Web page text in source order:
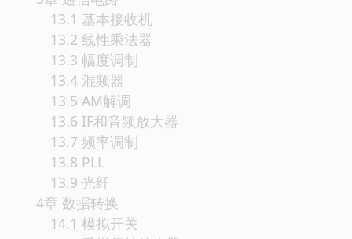
13.1 基本接收机
13.2 线性乘法器
13.3 幅度调制
13.4 混频器
13.5 AM解调
13.6 IF和音频放大器
13.7 频率调制
13.8 PLL
13.9 光纤
4章 数据转换
14.1 模拟开关